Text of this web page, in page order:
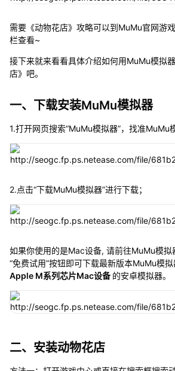
需要《动物花店》攻略可以到MuMu官网游
栏查看~
接下来就来看看具体介绍如何用MuMu模拟
店》吧。
一、下载安装MuMu模拟器
1.打开网页搜索“MuMu模拟器”，找准MuMu
2.点击“下载MuMu模拟器”进行下载；
如果你使用的是Mac设备, 请前往MuMu模拟
“免费试用”按钮即可下载最新版本MuMu模
Apple M系列芯片Mac设备的安卓模拟器。
二、安装动物花店